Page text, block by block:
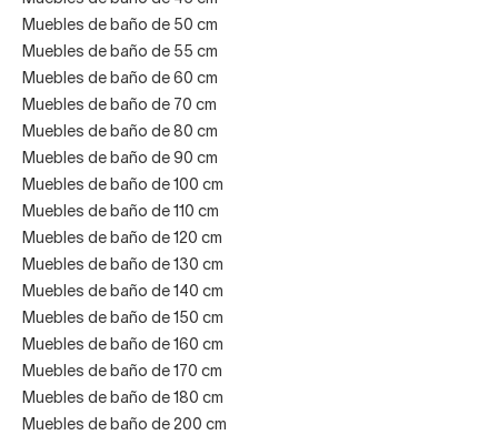
Muebles de baño de 50 cm
Muebles de baño de 55 cm
Muebles de baño de 60 cm
Muebles de baño de 70 cm
Muebles de baño de 80 cm
Muebles de baño de 90 cm
Muebles de baño de 100 cm
Muebles de baño de 110 cm
Muebles de baño de 120 cm
Muebles de baño de 130 cm
Muebles de baño de 140 cm
Muebles de baño de 150 cm
Muebles de baño de 160 cm
Muebles de baño de 170 cm
Muebles de baño de 180 cm
Muebles de baño de 200 cm